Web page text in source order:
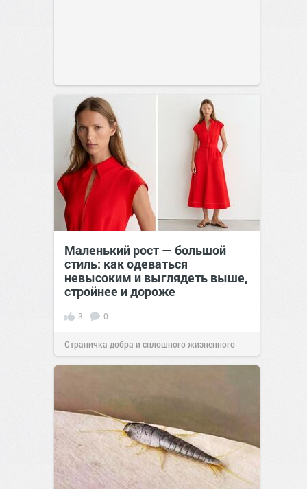
Маленький рост — большой
стиль: как одеваться
невысоким и выглядеть выше,
стройнее и дороже
3 0
Страничка добра и сплошного жизненного
позитива!11:3816 июл 2026